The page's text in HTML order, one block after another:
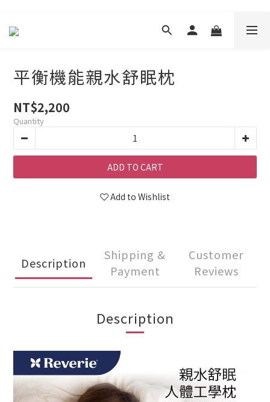
平衡機能親水舒眠枕
NT$2,200
Quantity
ADD TO CART
Add to Wishlist
Description
Shipping &
Payment
Customer
Reviews
Description